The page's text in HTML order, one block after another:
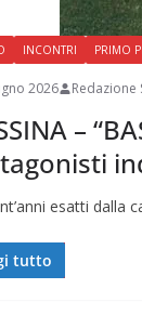
INCONTRI PRIMO
2026 Redazione
–
esatti dalla
tutto